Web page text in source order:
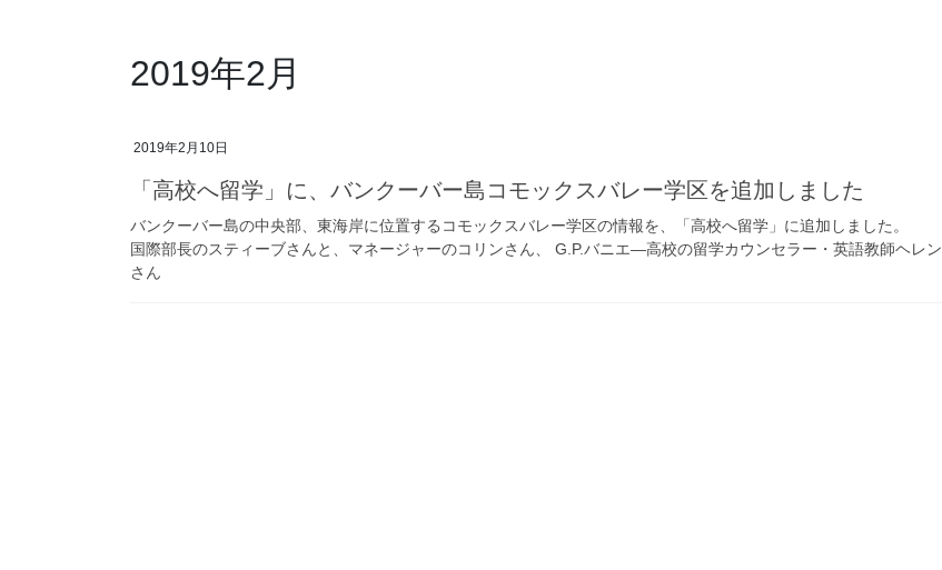
2019年2月
2019年2月10日
「高校へ留学」に、バンクーバー島コモックスバレー学区を追加しました
バンクーバー島の中央部、東海岸に位置するコモックスバレー学区の情報を、「高校へ留学」に追加しました。
国際部長のスティーブさんと、マネージャーのコリンさん、 G.P.バニエ―高校の留学カウンセラー・英語教師ヘレン
さん